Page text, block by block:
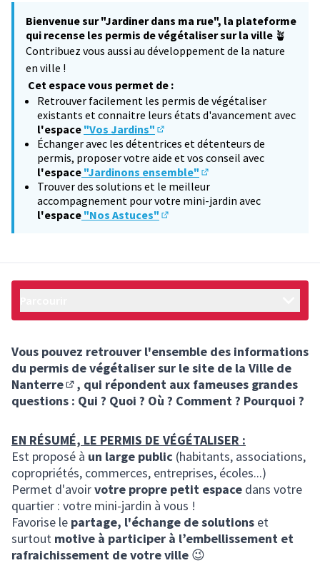
Bienvenue sur "Jardiner dans ma rue", la plateforme
qui recense les permis de végétaliser sur la ville 🪴
Contribuez vous aussi au développement de la nature
en ville !
Cet espace vous permet de :
Retrouver facilement les permis de végétaliser
existants et connaitre leurs états d'avancement avec
l'espace "Vos Jardins"
(S'ouvre dans un nouvel onglet)
Échanger avec les détentrices et détenteurs de
permis, proposer votre aide et vos conseil avec
l'espace "Jardinons ensemble"
(S'ouvre dans un
Trouver des solutions et le meilleur
accompagnement pour votre mini-jardin avec
l'espace "Nos Astuces"
Vous pouvez retrouver l'ensemble des informations
du permis de végétaliser sur le site de la Ville de
Nanterre
(Lien externe)
, qui répondent aux fameuses grandes
questions : Qui ? Quoi ? Où ? Comment ? Pourquoi ?
EN RÉSUMÉ, LE PERMIS DE VÉGÉTALISER :
Est proposé à un large public (habitants, associations,
copropriétés, commerces, entreprises, écoles...)
Permet d'avoirvotre propre petit espace dans votre
quartier : votre mini-jardin à vous !
Favorise le partage, l'échange de solutions et
surtout motive à participer à l’embellissement et
rafraichissement de votre ville 😉